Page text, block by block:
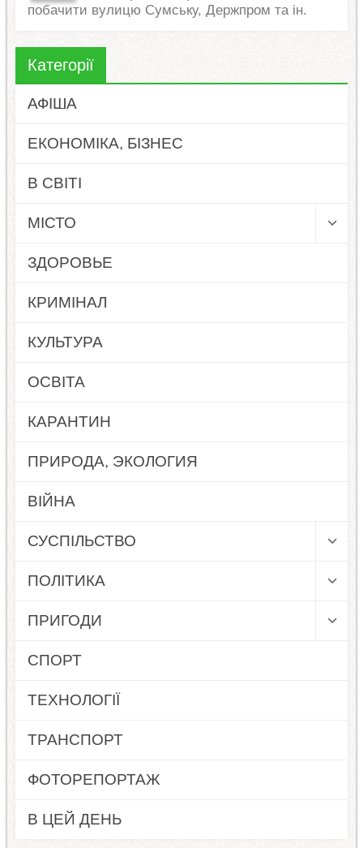
побачити вулицю Сумську, Держпром та ін.
Категорії
АФІША
ЕКОНОМІКА, БІЗНЕС
В СВІТІ
МІСТО
ЗДОРОВЬЕ
КРИМІНАЛ
КУЛЬТУРА
ОСВІТА
КАРАНТИН
ПРИРОДА, ЭКОЛОГИЯ
ВІЙНА
СУСПІЛЬСТВО
ПОЛІТИКА
ПРИГОДИ
СПОРТ
ТЕХНОЛОГІЇ
ТРАНСПОРТ
ФОТОРЕПОРТАЖ
В ЦЕЙ ДЕНЬ